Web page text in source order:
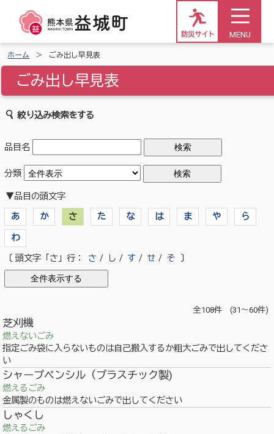
防災サイト MENU
ホーム ごみ出し早見表
ごみ出し早見表
絞り込み検索をする
品目名
分類
▼品目の頭文字
あ
か さ た な は ま や ら
わ
〔 頭文字「さ」行：
さ / し / す / せ / そ 〕
全108件 (31～60件)
芝刈機
燃えないごみ
指定ごみ袋に入らないものは自己搬入するか粗大ごみで出してくださ
い
シャープペンシル（プラスチック製)
燃えるごみ
金属製のものは燃えないごみで出してください
しゃくし
燃えるごみ